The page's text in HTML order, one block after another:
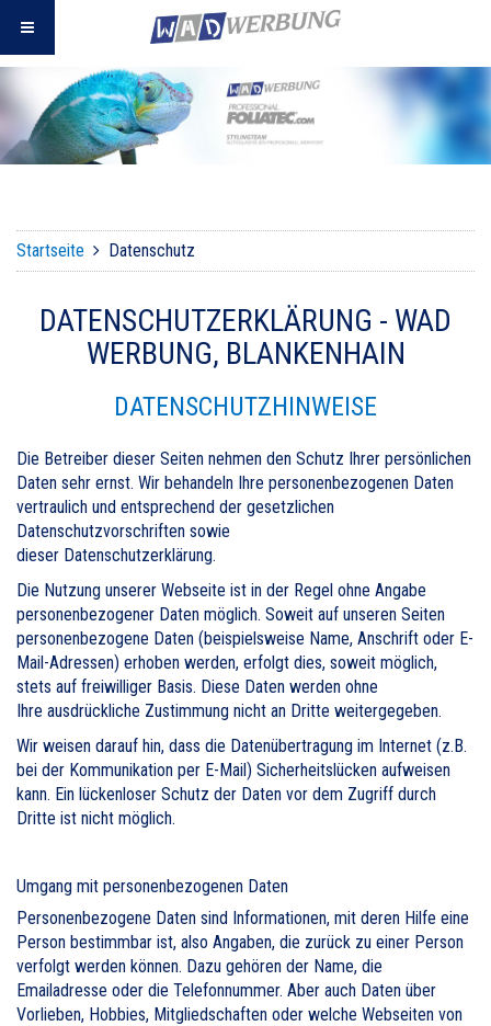
Startseite Datenschutz
DATENSCHUTZERKLÄRUNG - WAD
WERBUNG, BLANKENHAIN
DATENSCHUTZHINWEISE
Die Betreiber dieser Seiten nehmen den Schutz Ihrer persönlichen
Daten sehr ernst. Wir behandeln Ihre personenbezogenen Daten
vertraulich und entsprechend der gesetzlichen
Datenschutzvorschriften sowie
dieser Datenschutzerklärung.
Die Nutzung unserer Webseite ist in der Regel ohne Angabe
personenbezogener Daten möglich. Soweit auf unseren Seiten
personenbezogene Daten (beispielsweise Name, Anschrift oder E-
Mail-Adressen) erhoben werden, erfolgt dies, soweit möglich,
stets auf freiwilliger Basis. Diese Daten werden ohne
Ihre ausdrückliche Zustimmung nicht an Dritte weitergegeben.
Wir weisen darauf hin, dass die Datenübertragung im Internet (z.B.
bei der Kommunikation per E-Mail) Sicherheitslücken aufweisen
kann. Ein lückenloser Schutz der Daten vor dem Zugriff durch
Dritte ist nicht möglich.
Umgang mit personenbezogenen Daten
Personenbezogene Daten sind Informationen, mit deren Hilfe eine
Person bestimmbar ist, also Angaben, die zurück zu einer Person
verfolgt werden können. Dazu gehören der Name, die
Emailadresse oder die Telefonnummer. Aber auch Daten über
Vorlieben, Hobbies, Mitgliedschaften oder welche Webseiten von